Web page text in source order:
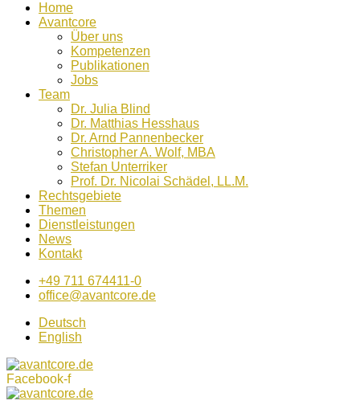
Home
Avantcore
Über uns
Kompetenzen
Publikationen
Jobs
Team
Dr. Julia Blind
Dr. Matthias Hesshaus
Dr. Arnd Pannenbecker
Christopher A. Wolf, MBA
Stefan Unterriker
Prof. Dr. Nicolai Schädel, LL.M.
Rechtsgebiete
Themen
Dienstleistungen
News
Kontakt
+49 711 674411-0
office@avantcore.de
Deutsch
English
Facebook-f